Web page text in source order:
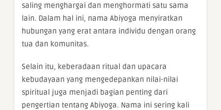
saling menghargai dan menghormati satu sama
lain. Dalam hal ini, nama Abiyoga menyiratkan
hubungan yang erat antara individu dengan orang
tua dan komunitas.
Selain itu, keberadaan ritual dan upacara
kebudayaan yang mengedepankan nilai-nilai
spiritual juga menjadi bagian penting dari
pengertian tentang Abiyoga. Nama ini sering kali